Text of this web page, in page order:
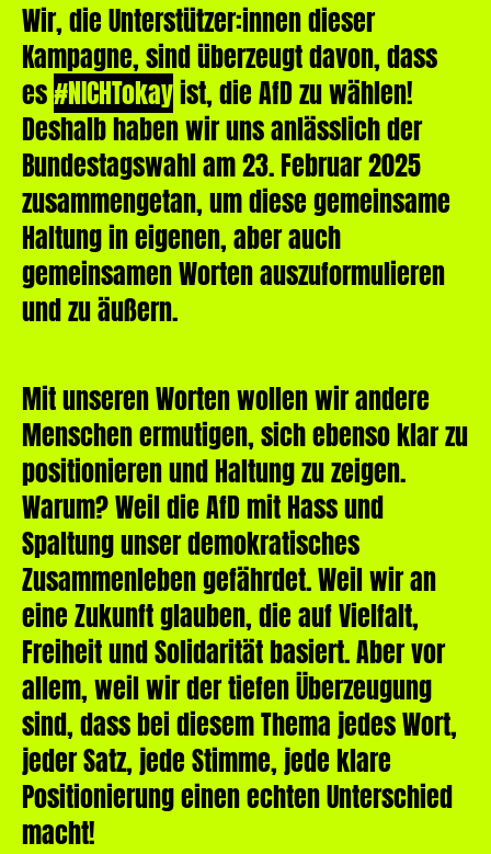
Wir, die Unterstützer:innen dieser
Kampagne, sind überzeugt davon, dass
es#NICHTokayist, die AfD zu wählen!
Deshalb haben wir uns anlässlich der
Bundestagswahl am 23. Februar 2025
zusammengetan, um diese gemeinsame
Haltung in eigenen, aber auch
gemeinsamen Worten auszuformulieren
und zu äußern.
Mit unseren Worten wollen wir andere
Menschen ermutigen, sich ebenso klar zu
positionieren und Haltung zu zeigen.
Warum? Weil die AfD mit Hass und
Spaltung unser demokratisches
Zusammenleben gefährdet. Weil wir an
eine Zukunft glauben, die auf Vielfalt,
Freiheit und Solidarität basiert. Aber vor
allem, weil wir der tiefen Überzeugung
sind, dass bei diesem Thema jedes Wort,
jeder Satz, jede Stimme, jede klare
Positionierung einen echten Unterschied
macht!